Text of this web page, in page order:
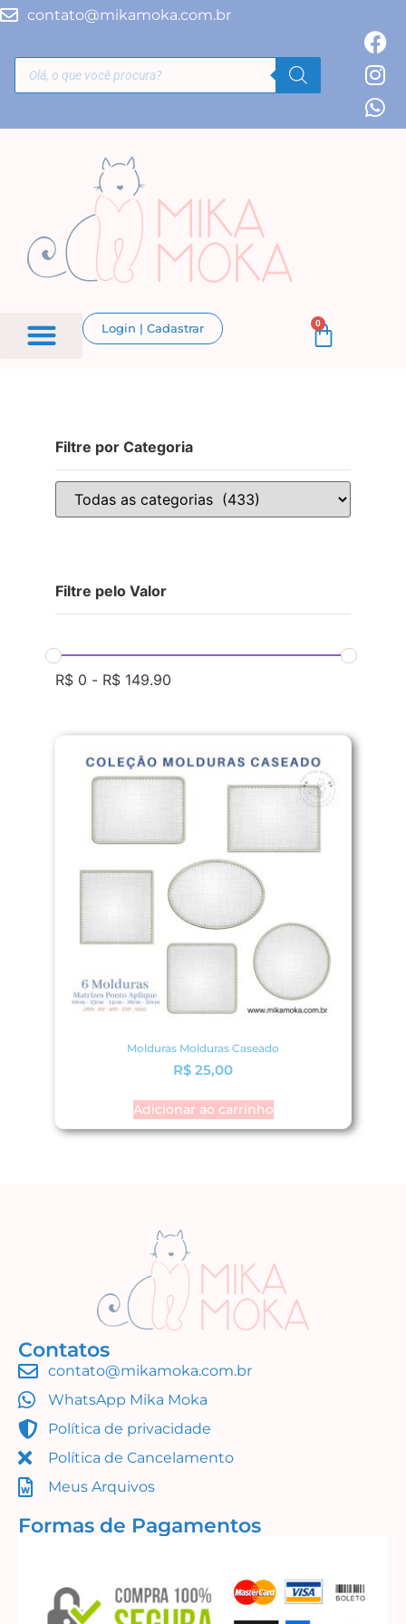
contato@mikamoka.com.br
Login | Cadastrar 0
Filtre por Categoria
Filtre pelo Valor
R$ 0 - R$ 149.90
Molduras Molduras Caseado
R$ 25,00
Adicionar ao carrinho
Contatos
contato@mikamoka.com.br
WhatsApp Mika Moka
Política de privacidade
Política de Cancelamento
Meus Arquivos
Formas de Pagamentos